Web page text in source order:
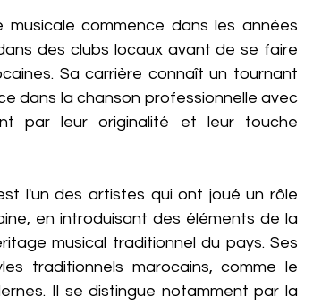
musicale commence dans les années
des clubs locaux avant de se faire
Sa carrière connaît un tournant
dans la chanson professionnelle avec
par leur originalité et leur touche
l'un des artistes qui ont joué un rôle
en introduisant des éléments de la
musical traditionnel du pays. Ses
traditionnels marocains, comme le
Il se distingue notamment par la